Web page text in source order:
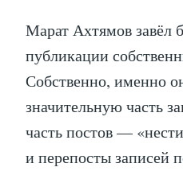
Марат Ахтямов завёл
публикации
Собственно, именно
значительную часть
часть постов —
и перепосты записей